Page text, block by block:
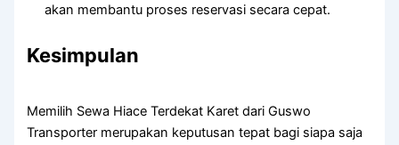
akan membantu proses reservasi secara cepat.
Kesimpulan
Memilih Sewa Hiace Terdekat Karet dari Guswo
Transporter merupakan keputusan tepat bagi siapa saja